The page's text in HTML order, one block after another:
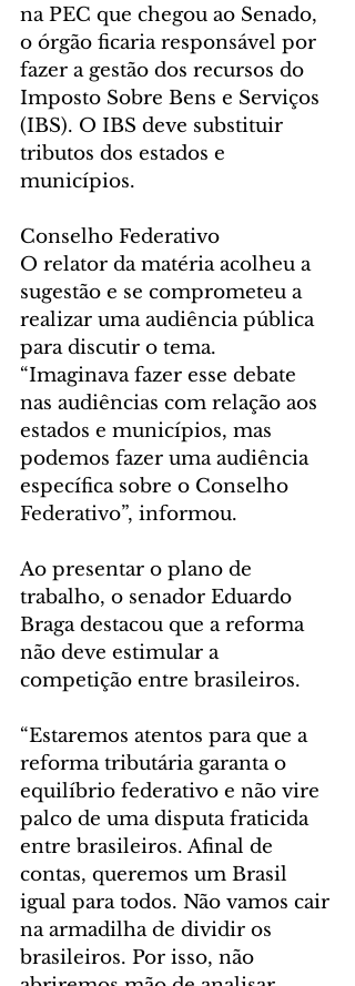
na PEC que chegou ao Senado,
o órgão ficaria responsável por
fazer a gestão dos recursos do
Imposto Sobre Bens e Serviços
(IBS). O IBS deve substituir
tributos dos estados e
municípios.
Conselho Federativo
O relator da matéria acolheu a
sugestão e se comprometeu a
realizar uma audiência pública
para discutir o tema.
“Imaginava fazer esse debate
nas audiências com relação aos
estados e municípios, mas
podemos fazer uma audiência
específica sobre o Conselho
Federativo”, informou.
Ao presentar o plano de
trabalho, o senador Eduardo
Braga destacou que a reforma
não deve estimular a
competição entre brasileiros.
“Estaremos atentos para que a
reforma tributária garanta o
equilíbrio federativo e não vire
palco de uma disputa fraticida
entre brasileiros. Afinal de
contas, queremos um Brasil
igual para todos. Não vamos cair
na armadilha de dividir os
brasileiros. Por isso, não